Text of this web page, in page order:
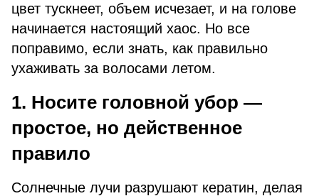
цвет тускнеет, объем исчезает, и на голове
начинается настоящий хаос. Но все
поправимо, если знать, как правильно
ухаживать за волосами летом.
1. Носите головной убор —
простое, но действенное
правило
Солнечные лучи разрушают кератин, делая